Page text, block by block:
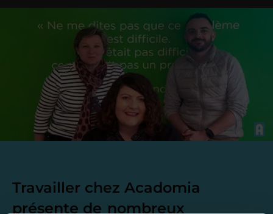
Travailler chez Acadomia
présente de nombreux